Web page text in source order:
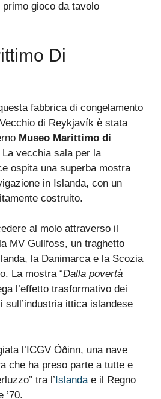
gioco da tavolo
Di
fabbrica di congelamento
di Reykjavík è stata
Museo Marittimo di
La vecchia sala per la
ospita una superba mostra
in Islanda, con un
costruito.
al molo attraverso il
MV Gullfoss, un traghetto
la Danimarca e la Scozia
La mostra “Dalla povertà
l’effetto trasformativo dei
sull’industria ittica islandese
l’ICGV Óðinn, una nave
che ha preso parte a tutte e
tra l’Islanda e il Regno
’70.